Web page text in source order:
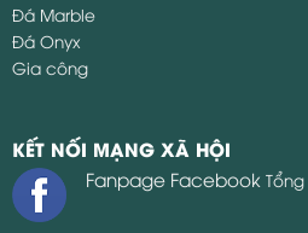
Đá Marble
Đá Onyx
Gia công
KẾT NỐI MẠNG XÃ HỘI
Fanpage Facebook